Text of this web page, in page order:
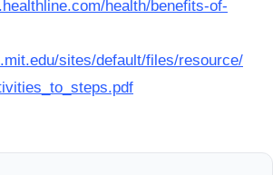
health/benefits-of-
sites/default/files/resource/